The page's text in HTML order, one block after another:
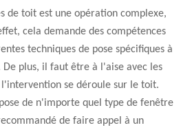
de toit est une opération complexe,
cela demande des compétences
techniques de pose spécifiques à
plus, il faut être à l'aise avec les
se déroule sur le toit.
de n'importe quel type de fenêtre
de faire appel à un